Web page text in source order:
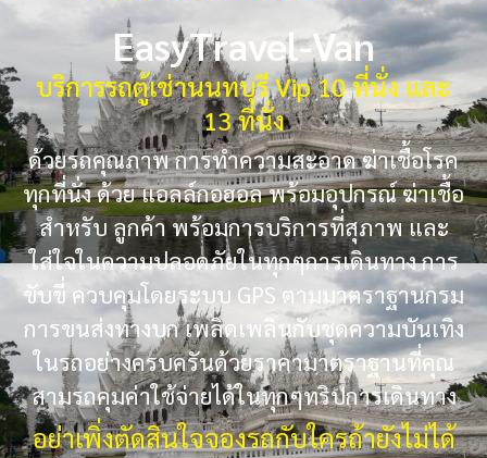
EasyTravel-Van
บริการรถตู้เช่านนทบุรี Vip 10 ที่นั่ง และ
13 ที่นั่ง
ด้วยรถคุณภาพ การทำความสะอาด ฆ่าเชื้อโรค
ทุกที่นั่ง ด้วย แอลล์กอฮอล พร้อมอุปกรณ์ ฆ่าเชื้อ
สำหรับ ลูกค้า พร้อมการบริการที่สุภาพ และ
ใส่ใจในความปลอดภัยในทุกๆการเดินทาง การ
ขับขี่ ควบคุมโดยระบบ GPS ตามมาตราฐานกรม
การขนส่งทางบก เพลิดเพลินกับชุดความบันเทิง
ในรถอย่างครบครันด้วยราคามาตราฐานที่คุณ
สามรถคุมค่าใช้จ่ายได้ในทุกๆทริปการเดินทาง
อย่าเพิ่งตัดสินใจจองรถกับใครถ้ายังไม่ได้